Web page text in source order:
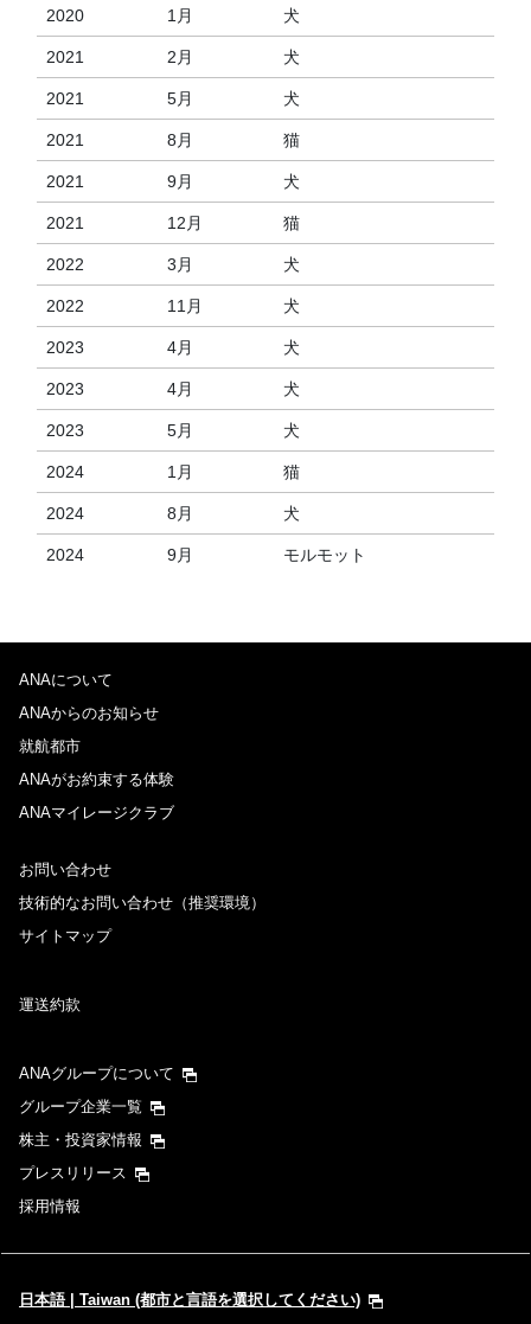
2020 1月 犬
2021 2月 犬
2021 5月 犬
2021 8月 猫
2021 9月 犬
2021 12月 猫
2022 3月 犬
2022 11月 犬
2023 4月 犬
2023 4月 犬
2023 5月 犬
2024 1月 猫
2024 8月 犬
2024 9月 モルモット
ANAについて
ANAからのお知らせ
就航都市
ANAがお約束する体験
ANAマイレージクラブ
お問い合わせ
技術的なお問い合わせ（推奨環境）
サイトマップ
運送約款
ANAグループについて
グループ企業一覧
株主・投資家情報
プレスリリース
採用情報
日本語 | Taiwan (都市と言語を選択してください)